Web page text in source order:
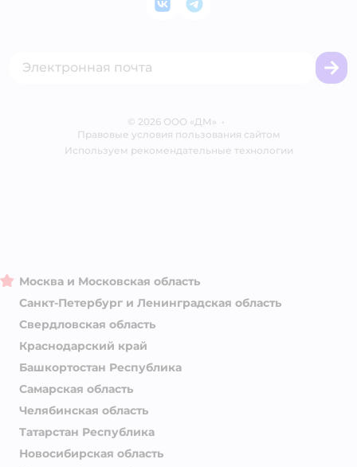
Политика использования файлов cookie
Оплата Мокка
Блог
Корм для собак
© 2026 ООО «ДМ» •
Правовые условия пользования сайтом
Используем рекомендательные технологии
ВКонтакте
Telegram
Москва и Московская область
Санкт-Петербург и Ленинградская область
Свердловская область
Краснодарский край
Башкортостан Республика
Самарская область
Челябинская область
Татарстан Республика
Новосибирская область